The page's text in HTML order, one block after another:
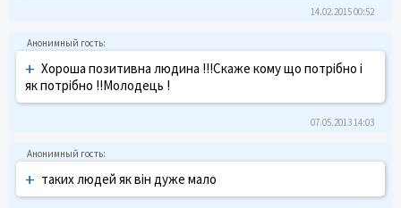
14.02.2015 00:52
+ Хороша позитивна людина !!!Скаже кому що потрібно і
як потрібно !!Молодець !
07.05.2013 14:03
+ таких людей як він дуже мало